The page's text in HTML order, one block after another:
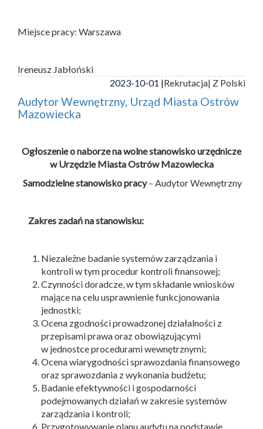
Miejsce pracy: Warszawa
Ireneusz Jabłoński
2023-10-01 |Rekrutacja| Z Polski
Audytor Wewnętrzny, Urząd Miasta Ostrów
Mazowiecka
Ogłoszenie o naborze na wolne stanowisko urzędnicze
w Urzędzie Miasta Ostrów Mazowiecka
Samodzielne stanowisko pracy– Audytor Wewnętrzny
Zakres zadań na stanowisku:
Niezależne badanie systemów zarządzania i
kontroli w tym procedur kontroli finansowej;
Czynności doradcze, w tym składanie wniosków
mające na celu usprawnienie funkcjonowania
jednostki;
Ocena zgodności prowadzonej działalności z
przepisami prawa oraz obowiązującymi
w jednostce procedurami wewnętrznymi;
Ocena wiarygodności sprawozdania finansowego
oraz sprawozdania z wykonania budżetu;
Badanie efektywności i gospodarności
podejmowanych działań w zakresie systemów
zarządzania i kontroli;
Przygotowywanie planu audytu na podstawie